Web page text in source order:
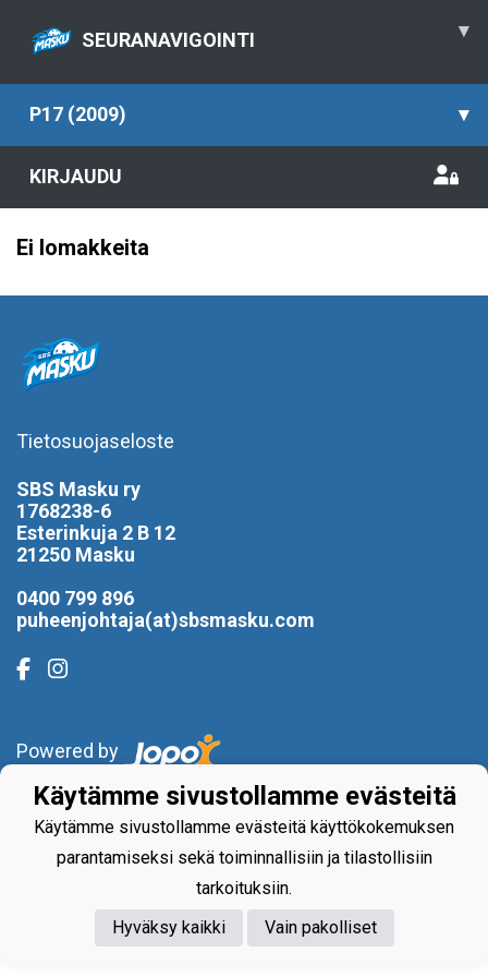
SEURANAVIGOINTI ▾
P17 (2009) ▾
KIRJAUDU
Ei lomakkeita
Tietosuojaseloste
SBS Masku ry
1768238-6
Esterinkuja 2 B 12
21250 Masku
0400 799 896
puheenjohtaja(at)sbsmasku.com
Powered by
Käytämme sivustollamme evästeitä
Käytämme sivustollamme evästeitä käyttökokemuksen
parantamiseksi sekä toiminnallisiin ja tilastollisiin
tarkoituksiin.
Hyväksy kaikki
Vain pakolliset